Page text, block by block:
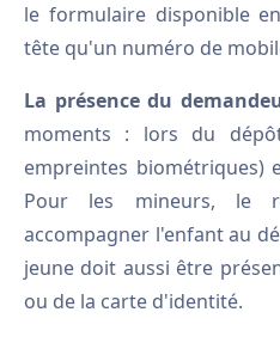
le formulaire disponible
tête qu'un numéro de
La présence du
moments : lors du
empreintes
Pour les mineurs, le
accompagner l'enfant au
jeune doit aussi être
ou de la carte d'identité.